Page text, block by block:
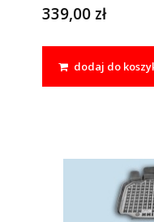
339,00 zł
dodaj do